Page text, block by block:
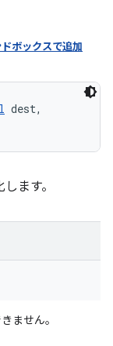
ボックスで追加
dest,
ます。
ません。